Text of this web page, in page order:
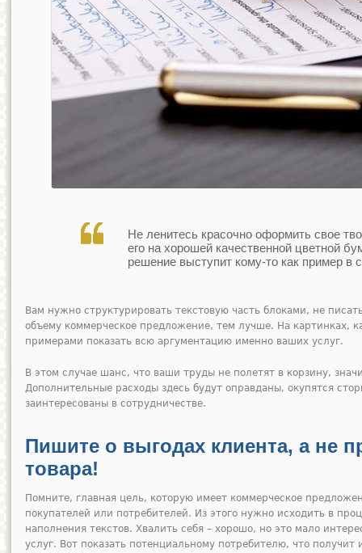
Не ленитесь красочно оформить свое
его на хорошей качественной цветной
решение выступит кому-то как пример в
Вам нужно структурировать текстовую часть блоками, не
объему коммерческое предложение, тем лучше. На картинках,
примерами показать всю аргументацию именно ваших услуг.
В этом случае шанс, что ваши труды не полетят в корзину,
Дополнительные расходы здесь будут оправданы, окупятся
заинтересованы в сотрудничестве.
Пишите о выгодах клиента, а не
товара!
Помните, главная цель, которую имеет коммерческое
покупателей или потребителей. Из этого нужно исходить в
наполнения текстов. Хвалить себя – хорошо, но это мало
услуг. Вот показать потенциальному потребителю, что